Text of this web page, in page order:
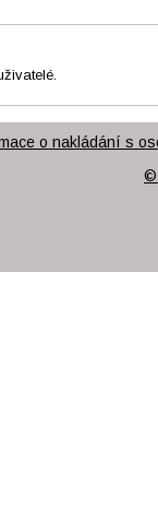
o nakládání s
©